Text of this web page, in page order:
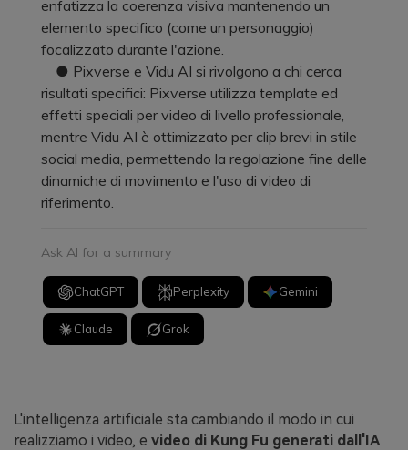
enfatizza la coerenza visiva mantenendo un
elemento specifico (come un personaggio)
focalizzato durante l'azione.
● Pixverse e Vidu AI si rivolgono a chi cerca
risultati specifici: Pixverse utilizza template ed
effetti speciali per video di livello professionale,
mentre Vidu AI è ottimizzato per clip brevi in stile
social media, permettendo la regolazione fine delle
dinamiche di movimento e l'uso di video di
riferimento.
Ask AI for a summary
ChatGPT Perplexity Gemini
Claude Grok
L'intelligenza artificiale sta cambiando il modo in cui
realizziamo i video, e video di Kung Fu generati dall'IA